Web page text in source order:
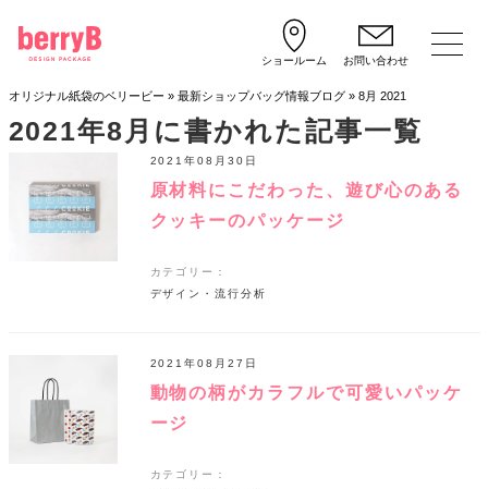
ショールーム お問い合わせ
オリジナル紙袋のベリービー » 最新ショップバッグ情報ブログ» 8月 2021
2021年8月 に書かれた記事一覧
原材料にこだわった、遊び心のある
クッキーのパッケージ
2021年08月30日
カテゴリー：
デザイン・流行分析
動物の柄がカラフルで可愛いパッケ
ージ
2021年08月27日
カテゴリー：